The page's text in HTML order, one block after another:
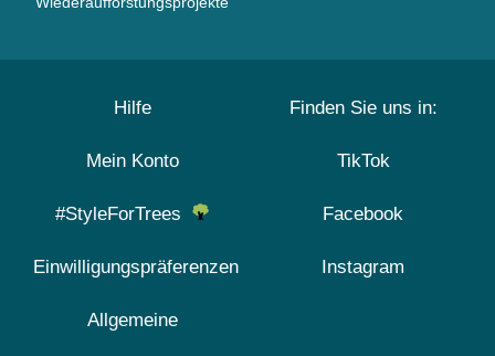
Hilfe
Mein Konto
#StyleForTrees
Einwilligungspräferenzen
Allgemeine
Finden Sie uns in:
TikTok
Facebook
Instagram